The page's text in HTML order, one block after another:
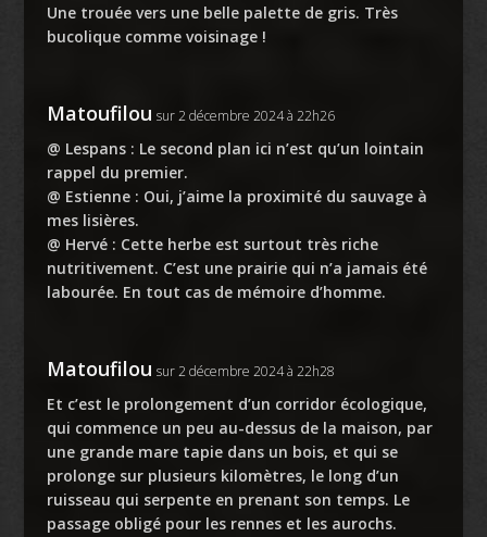
Une trouée vers une belle palette de gris. Très
bucolique comme voisinage !
Matoufilou sur 2 décembre 2024 à 22h26
@ Lespans : Le second plan ici n’est qu’un lointain
rappel du premier.
@ Estienne : Oui, j’aime la proximité du sauvage à
mes lisières.
@ Hervé : Cette herbe est surtout très riche
nutritivement. C’est une prairie qui n’a jamais été
labourée. En tout cas de mémoire d’homme.
Matoufilou sur 2 décembre 2024 à 22h28
Et c’est le prolongement d’un corridor écologique,
qui commence un peu au-dessus de la maison, par
une grande mare tapie dans un bois, et qui se
prolonge sur plusieurs kilomètres, le long d’un
ruisseau qui serpente en prenant son temps. Le
passage obligé pour les rennes et les aurochs.